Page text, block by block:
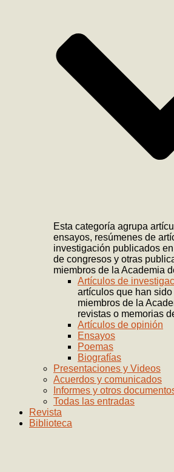
Esta categoría agrupa
ensayos, resúmenes de
investigación publicados
de congresos y otras
miembros de la Academia
Artículos de
artículos que han
miembros de la
revistas o memorias
Artículos de opinión
Ensayos
Poemas
Biografías
Presentaciones y Videos
Acuerdos y comunicados
Informes y otros
Todas las entradas
Revista
Biblioteca